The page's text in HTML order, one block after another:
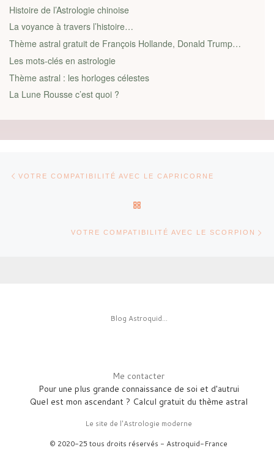
Histoire de l’Astrologie chinoise
La voyance à travers l’histoire…
Thème astral gratuit de François Hollande, Donald Trump…
Les mots-clés en astrologie
Thème astral : les horloges célestes
La Lune Rousse c’est quoi ?
VOTRE COMPATIBILITÉ AVEC LE CAPRICORNE
VOTRE COMPATIBILITÉ AVEC LE SCORPION
Blog Astroquid...
Me contacter
Pour une plus grande connaissance de soi et d'autrui
Quel est mon ascendant ? Calcul gratuit du thème astral
Le site de l'Astrologie moderne
© 2020-25 tous droits réservés - Astroquid-France